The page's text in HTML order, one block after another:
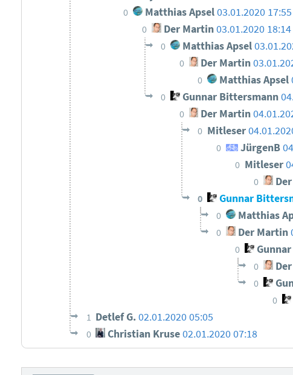
0 Matthias Apsel03.01.2020 17:55
0 Der Martin03.01.2020 18:14
0 Matthias Apsel
0 Der Martin
0 Matthias Apsel
0 Gunnar Bittersmann
0 Der Martin
0 Mitleser
0 JürgenB
0 Mitleser
0
0 Gunnar
0 Matthias
0 Der Martin
0
0
0
0
1 Detlef G.02.01.2020 05:05
0 Christian Kruse02.01.2020 07:18